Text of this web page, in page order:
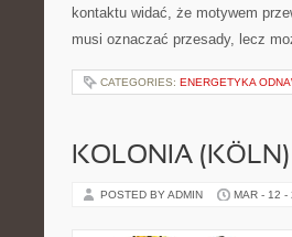
kontaktu widać, że motywem
musi oznaczać przesady, lecz
CATEGORIES: ENERGETYKA
KOLONIA (KÖLN)
POSTED BY ADMIN MAR - 12 -